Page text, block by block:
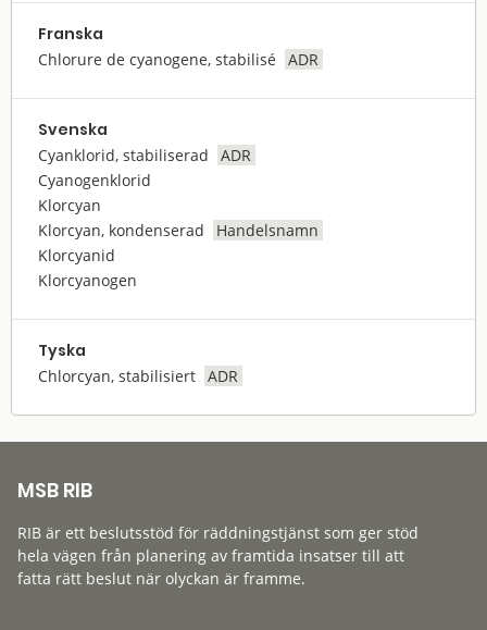
Franska
Chlorure de cyanogene, stabilisé ADR
Svenska
Cyanklorid, stabiliserad
ADR
Cyanogenklorid
Klorcyan
Klorcyan, kondenserad
Handelsnamn
Klorcyanid
Klorcyanogen
Tyska
Chlorcyan, stabilisiert ADR
MSB RIB
RIB är ett beslutsstöd för räddningstjänst som ger stöd
hela vägen från planering av framtida insatser till att
fatta rätt beslut när olyckan är framme.